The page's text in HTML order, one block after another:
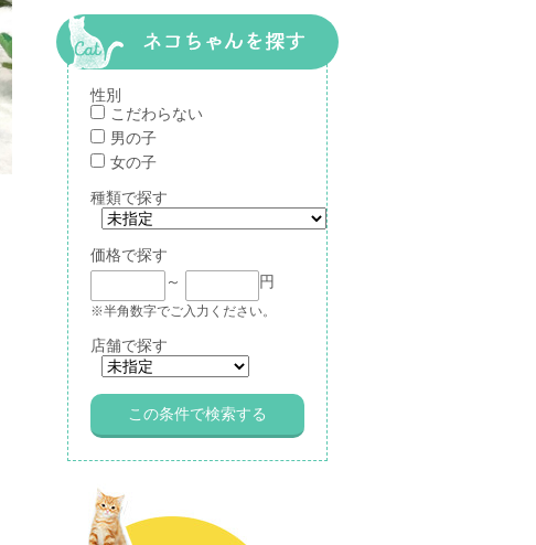
性別
こだわらない
男の子
女の子
種類で探す
価格で探す
～
円
※半角数字でご入力ください。
店舗で探す